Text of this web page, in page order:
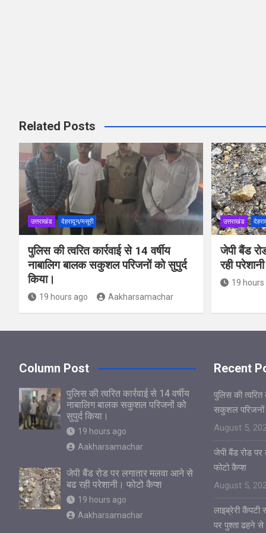
Related Posts
उत्तराखंड देहरादून/मसूरी
पुलिस की त्वरित कार्रवाई से 14 वर्षीय
नाबालिग बालक सकुशल परिजनों को सुपुर्द
किया।
19 hours ago Aakharsamachar
उत्तराखंड
जेपी बैंड
रही
19 hours
Column Post
पुलिस की त्वरित कार्रवाई से 14 वर्षीय
नाबालिग बालक सकुशल परिजनों को
सुपुर्द किया।
19 hours ago
Aakharsamachar
जेपी बैंड रोड पर लगातार मलवा आने से
बढ रही परेशानी। फोटो कैप्श
19 hours ago
Aakharsamachar
Recent
पुलिस की त्वरित
सकुशल परिजनों
August 5,
जेपी बैंड रोड पर
फोटो कैप्श
August 5,
लाइब्रेरी कैंपटी
पर पुश्ता ढहने से